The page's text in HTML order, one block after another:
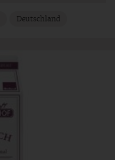
Deutschland